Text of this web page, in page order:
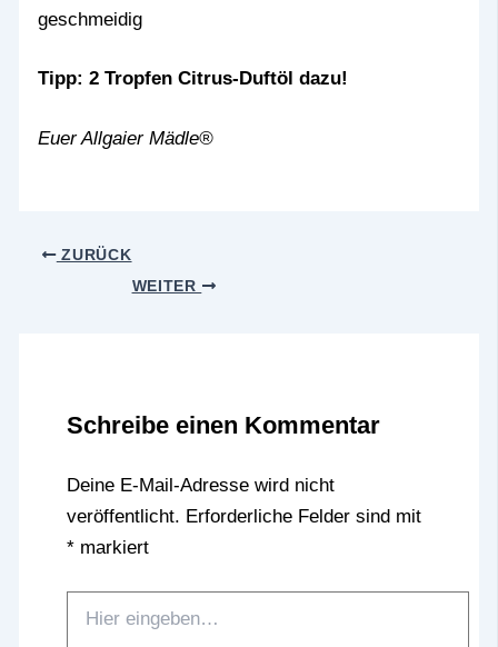
geschmeidig
Tipp: 2 Tropfen Citrus-Duftöl dazu!
Euer Allgaier Mädle®
ZURÜCK
WEITER
Schreibe einen Kommentar
Deine E-Mail-Adresse wird nicht
veröffentlicht. Erforderliche Felder sind mit
*markiert
eingeben…